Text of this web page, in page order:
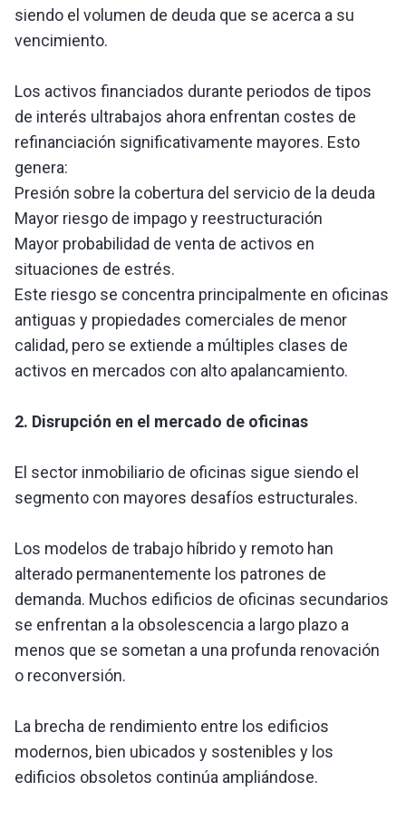
siendo el volumen de deuda que se acerca a su
vencimiento.
Los activos financiados durante periodos de tipos
de interés ultrabajos ahora enfrentan costes de
refinanciación significativamente mayores. Esto
genera:
Presión sobre la cobertura del servicio de la deuda
Mayor riesgo de impago y reestructuración
Mayor probabilidad de venta de activos en
situaciones de estrés.
Este riesgo se concentra principalmente en oficinas
antiguas y propiedades comerciales de menor
calidad, pero se extiende a múltiples clases de
activos en mercados con alto apalancamiento.
2. Disrupción en el mercado de oficinas
El sector inmobiliario de oficinas sigue siendo el
segmento con mayores desafíos estructurales.
Los modelos de trabajo híbrido y remoto han
alterado permanentemente los patrones de
demanda. Muchos edificios de oficinas secundarios
se enfrentan a la obsolescencia a largo plazo a
menos que se sometan a una profunda renovación
o reconversión.
La brecha de rendimiento entre los edificios
modernos, bien ubicados y sostenibles y los
edificios obsoletos continúa ampliándose.